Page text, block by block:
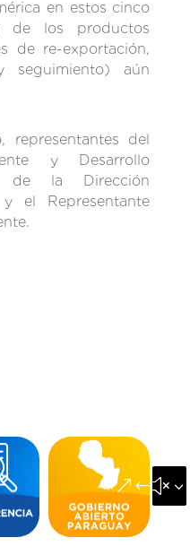
en estos cinco
de los productos
de re-exportación,
seguimiento) aún
representantes del
y Desarrollo
de la Dirección
el Representante